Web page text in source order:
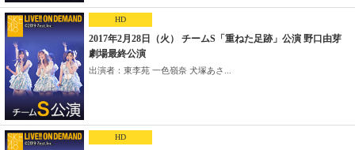
HD
2017年2月28日（火） チームS「重ねた足跡」公演 野口由芽
劇場最終公演
出演者：東李苑 一色嶺奈 犬塚あさ...
HD